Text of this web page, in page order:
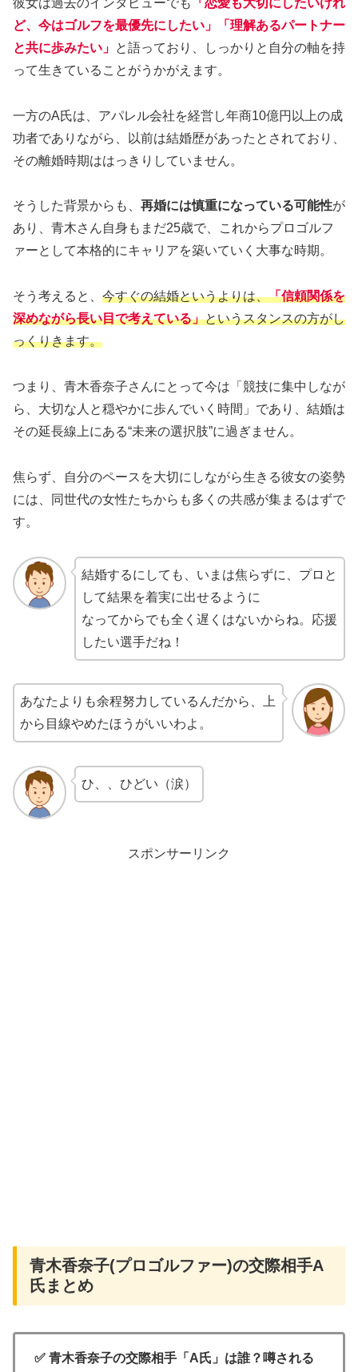
ど、今はゴルフを最優先にしたい」「理解あるパートナー
と共に歩みたい」 と語っており、しっかりと自分の軸を持
って生きていることがうかがえます。
一方のA氏は、アパレル会社を経営し年商10億円以上の成
功者でありながら、以前は結婚歴があったとされており、
その離婚時期ははっきりしていません。
そうした背景からも、 再婚には慎重になっている可能性が
あり、青木さん自身もまだ25歳で、これからプロゴルフ
ァーとして本格的にキャリアを築いていく大事な時期。
そう考えると、 今すぐの結婚というよりは、「信頼関係を
深めながら長い目で考えている」というスタンスの方がし
っくりきます。
つまり、青木香奈子さんにとって今は「競技に集中しなが
ら、大切な人と穏やかに歩んでいく時間」であり、結婚は
その延長線上にある“未来の選択肢”に過ぎません。
焦らず、自分のペースを大切にしながら生きる彼女の姿勢
には、同世代の女性たちからも多くの共感が集まるはずで
す。
結婚するにしても、いまは焦らずに、プロと
して結果を着実に出せるように
なってからでも全く遅くはないからね。応援
したい選手だね！
あなたよりも余程努力しているんだから、上
から目線やめたほうがいいわよ。
ひ、、ひどい（涙）
スポンサーリンク
青木香奈子(プロゴルファー)の交際相手A
氏まとめ
✅ 青木香奈子の交際相手「A氏」は誰？噂される